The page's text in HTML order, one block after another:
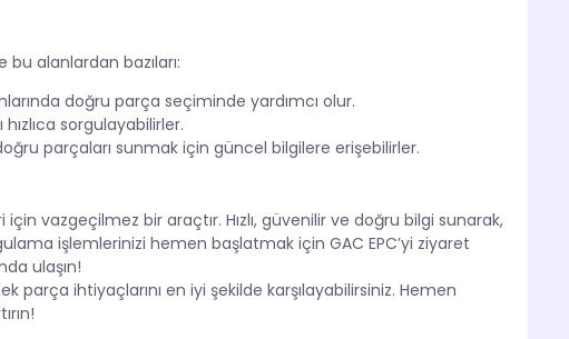
bu alanlardan bazıları:
doğru parça seçiminde yardımcı olur.
sorgulayabilirler.
parçaları sunmak için güncel bilgilere erişebilirler.
vazgeçilmez bir araçtır. Hızlı, güvenilir ve doğru bilgi sunarak,
işlemlerinizi hemen başlatmak için GAC EPC’yi ziyaret
ulaşın!
parça ihtiyaçlarını en iyi şekilde karşılayabilirsiniz. Hemen